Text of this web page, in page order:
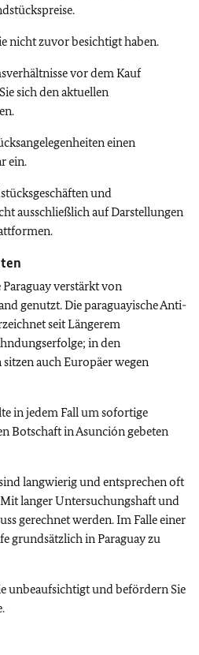
nicht zuvor besichtigt haben.
vor dem Kauf
sich den aktuellen
einen
ein.
und
ausschließlich auf Darstellungen
verstärkt von
genutzt. Die paraguayische Anti-
seit Längerem
in den
auch Europäer wegen
in jedem Fall um sofortige
Botschaft in Asunción gebeten
langwierig und entsprechen oft
langer Untersuchungshaft und
gerechnet werden. Im Falle einer
grundsätzlich in Paraguay zu
unbeaufsichtigt und befördern Sie